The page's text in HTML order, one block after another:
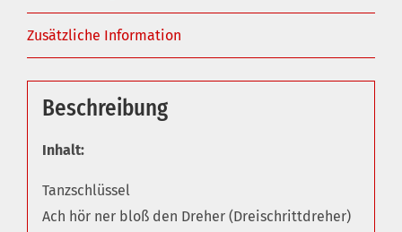
Zusätzliche Information
Beschreibung
Inhalt:
Tanzschlüssel
Ach hör ner bloß den Dreher (Dreischrittdreher)